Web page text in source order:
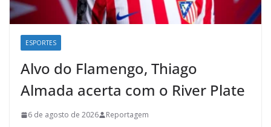
ESPORTES
Alvo do Flamengo, Thiago
Almada acerta com o River Plate
6 de agosto de 2026 Reportagem